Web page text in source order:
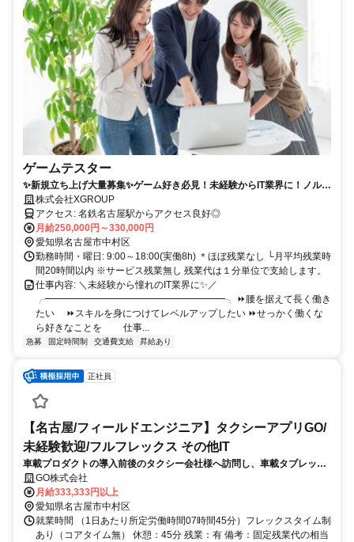
ゲームテスター
✨新規立ち上げ大量募集✨ゲーム好き必見！未経験からIT業界に！ノルマ
なし◎転勤なし◎ほぼ残業なし◎
株式会社XGROUP
アクセス: 名鉄名古屋駅からアクセス良好◎
月給250,000円～330,000円
愛知県名古屋市中村区
勤務時間・曜日: 9:00～18:00(実働8h) ＊ほぼ残業なし └月平均残業時
間20時間以内 ※サービス残業無し 残業代は１分単位で支給します。
仕事内容: ＼未経験から憧れのIT業界に✨／
╭━━━━━━━━━━━━━━━━━━━╮ ⏩腰を据えて長く働き
たい ⏩スキルを身につけてレベルアップしたい ⏩せっかく働くな
ら好きなことを 仕事...
急募 固定時間制 交通費支給 昇給あり
正社員
【名古屋/フィールドエンジニア】タクシーアプリGO/
未経験歓迎/フルフレックス その他IT
車載プロダクトの導入前後のタクシー会社様へ訪問し、車載タブレット
端末、決済機、カメラ、タクシーメーター等の技術サポートを行いま
す。乗務員や整備士等と積極的にコミュニケーションをとりながら、IT
を利用
GO株式会社
月給333,333円以上
愛知県名古屋市中村区
就業時間 （1日あたり所定労働時間07時間45分）フレックスタイム制
あり（コアタイム無） 休憩：45分 残業：有 備考：固定残業代の相当